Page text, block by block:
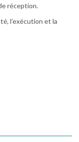
réception.
l’exécution et la